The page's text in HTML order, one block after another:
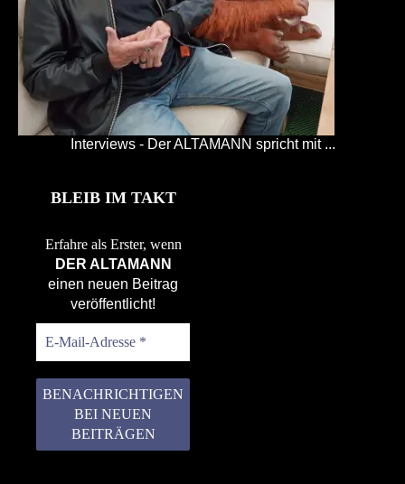
Interviews - Der ALTAMANN spricht mit ...
BLEIB IM TAKT
Erfahre als Erster, wenn
DER ALTAMANN
einen neuen Beitrag
veröffentlicht!